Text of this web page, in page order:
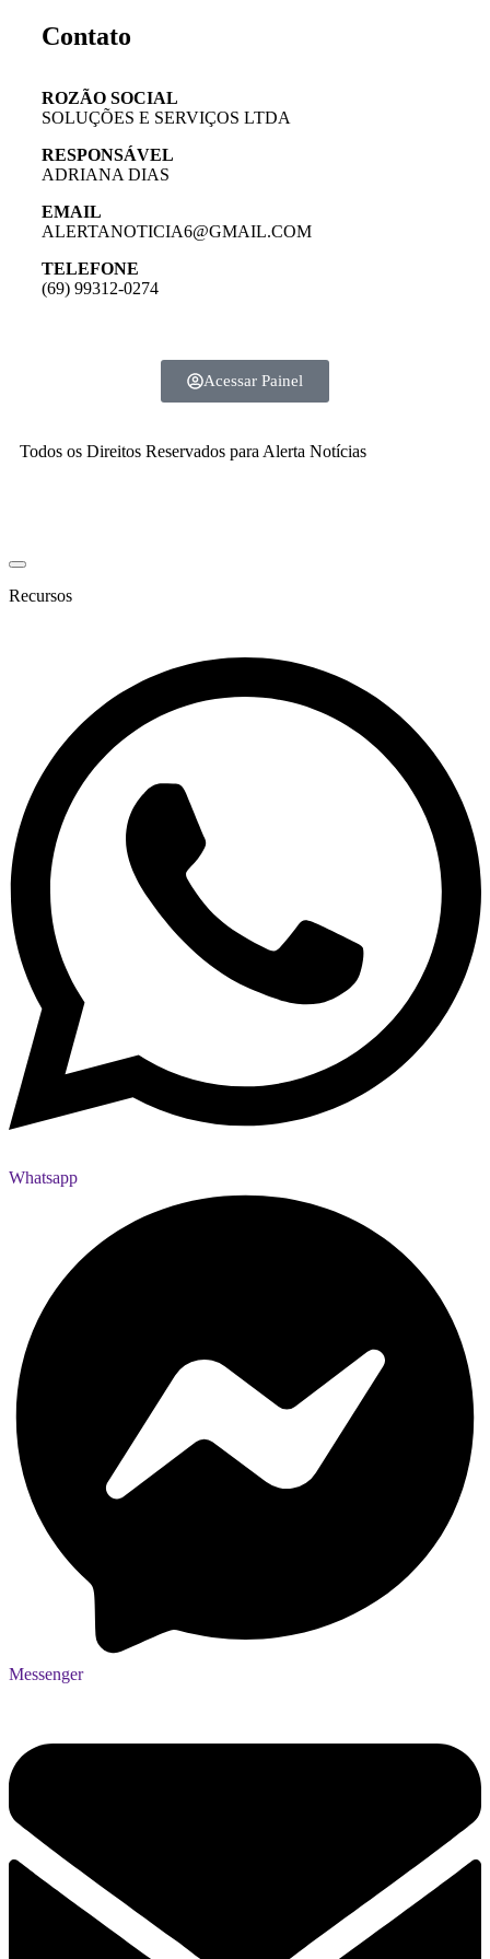
Contato
ROZÃO SOCIAL
SOLUÇÕES E SERVIÇOS LTDA
RESPONSÁVEL
ADRIANA DIAS
EMAIL
ALERTANOTICIA6@GMAIL.COM
TELEFONE
(69) 99312-0274
Acessar Painel
Todos os Direitos Reservados para Alerta Notícias
Recursos
Whatsapp
Messenger